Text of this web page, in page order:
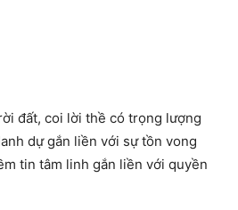
đất, coi lời thề có trọng lượng
dự gắn liền với sự tồn vong
tin tâm linh gắn liền với quyền